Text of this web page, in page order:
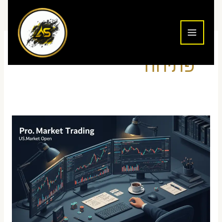
פתיחה
מסחר
יומי
בפתח
אמריקאי
—